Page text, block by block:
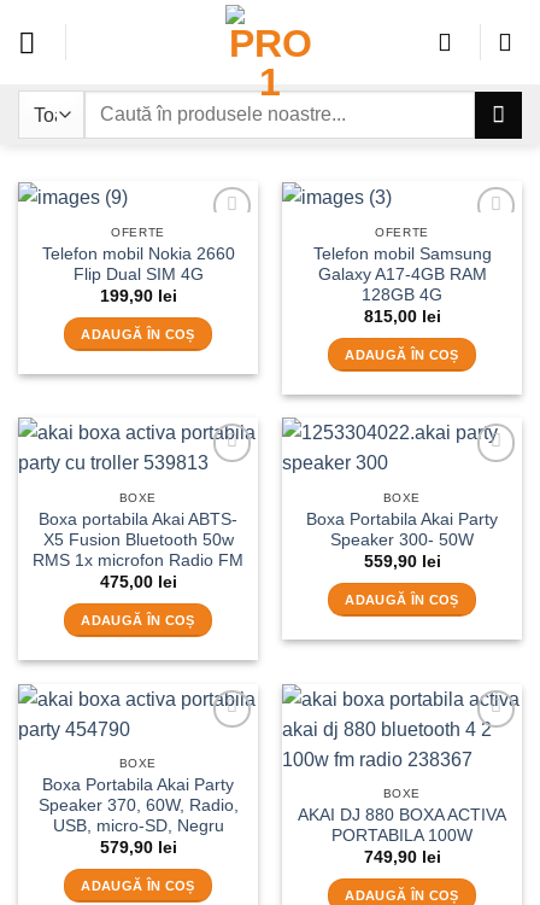
Caută
wishlist
OFERTE
Telefon mobil Nokia 2660
Flip Dual SIM 4G
199,90 lei
ADAUGĂ ÎN COȘ
wishlist
OFERTE
Telefon mobil Samsung
Galaxy A17-4GB RAM
128GB 4G
815,00 lei
ADAUGĂ ÎN COȘ
BOXE
Boxa portabila Akai ABTS-
X5 Fusion Bluetooth 50w
RMS 1x microfon Radio FM
475,00 lei
ADAUGĂ ÎN COȘ
BOXE
Boxa Portabila Akai Party
Speaker 300- 50W
559,90 lei
ADAUGĂ ÎN COȘ
BOXE
Boxa Portabila Akai Party
Speaker 370, 60W, Radio,
USB, micro-SD, Negru
579,90 lei
ADAUGĂ ÎN COȘ
wishlist
BOXE
AKAI DJ 880 BOXA ACTIVA
PORTABILA 100W
749,90 lei
ADAUGĂ ÎN COȘ